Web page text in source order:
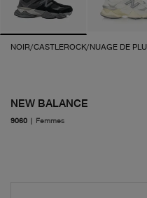
NOIR/CASTLEROCK/NUAGE DE
NEW BALANCE
9060 | Femmes